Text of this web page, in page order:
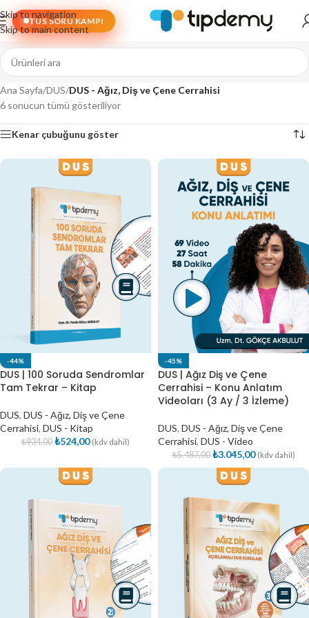
Skip to navigation
Skip to main content
TUS SORU KAMPI
Ana Sayfa/DUS/DUS - Ağız, Diş ve Çene Cerrahisi
6 sonucun tümü gösteriliyor
Kenar çubuğunu göster
-44%
DUS | 100 Soruda Sendromlar
Tam Tekrar – Kitap
DUS, DUS - Ağız, Diş ve Çene
Cerrahisi, DUS - Kitap
₺934,00 ₺524,00 (kdv dahil)
-45%
DUS | Ağız Diş ve Çene
Cerrahisi – Konu Anlatım
Videoları (3 Ay / 3 İzleme)
DUS, DUS - Ağız, Diş ve Çene
Cerrahisi, DUS - Video
₺5.487,00 ₺3.045,00 (kdv dahil)